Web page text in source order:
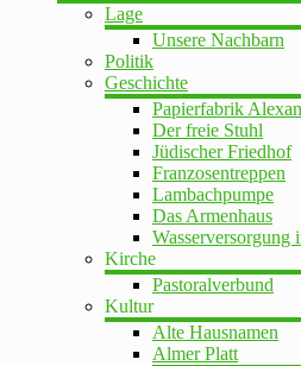
Lage
Unsere Nachbarn
Politik
Geschichte
Papierfabrik
Der freie Stuhl
Jüdischer Friedhof
Franzosentreppen
Lambachpumpe
Das Armenhaus
Wasserversorgung
Kirche
Pastoralverbund
Kultur
Alte Hausnamen
Almer Platt